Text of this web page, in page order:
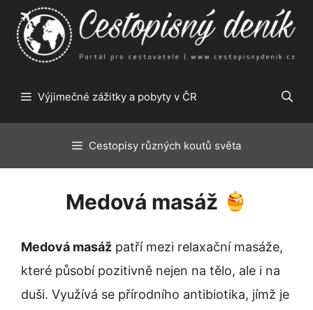
Přeskočit
obsah
Výjimečné zážitky a pobyty v ČR
Cestopisy různých koutů světa
Medová masáž
Medová masáž patří mezi relaxační masáže,
které působí pozitivně nejen na tělo, ale i na
duši. Využívá se přírodního antibiotika, jímž je